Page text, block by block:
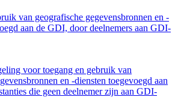
van geografische gegevensbronnen en -
aan de GDI, door deelnemers aan GDI-
voor toegang en gebruik van
en -diensten toegevoegd aan
die geen deelnemer zijn aan GDI-